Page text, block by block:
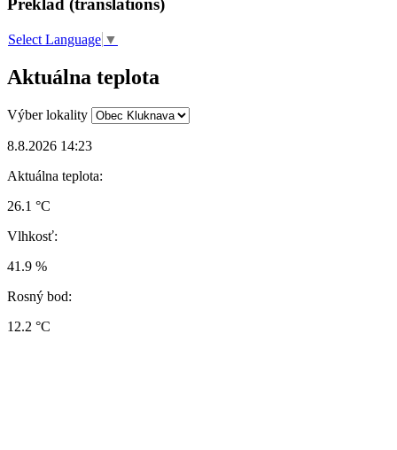
Preklad (translations)
Select Language ▼
Aktuálna teplota
Výber lokality
8.8.2026 14:23
Aktuálna teplota:
26.1 °C
Vlhkosť:
41.9 %
Rosný bod:
12.2 °C